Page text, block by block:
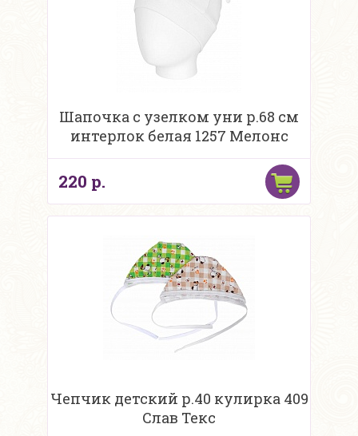
Шапочка с узелком уни р.68 см
интерлок белая 1257 Мелонс
220 р.
Чепчик детский р.40 кулирка 409
Слав Текс